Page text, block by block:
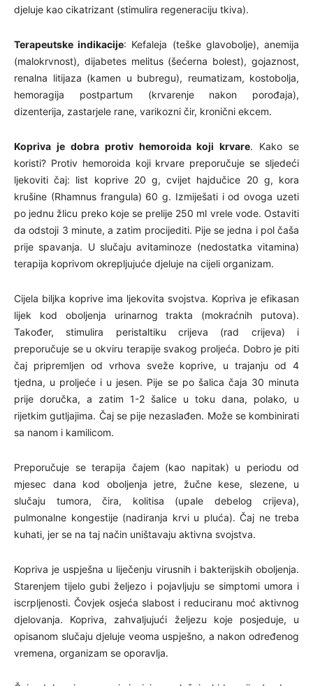
djeluje kao cikatrizant (stimulira regeneraciju tkiva).
Terapeutske indikacije: Kefaleja (teške glavobolje), anemija
(malokrvnost), dijabetes melitus (šećerna bolest), gojaznost,
renalna litijaza (kamen u bubregu), reumatizam, kostobolja,
hemoragija postpartum (krvarenje nakon porođaja),
dizenterija, zastarjele rane, varikozni čir, kronični ekcem.
Kopriva je dobra protiv hemoroida koji krvare. Kako se
koristi? Protiv hemoroida koji krvare preporučuje se sljedeći
ljekoviti čaj: list koprive 20 g, cvijet hajdučice 20 g, kora
krušine (Rhamnus frangula) 60 g. Izmiješati i od ovoga uzeti
po jednu žlicu preko koje se prelije 250 ml vrele vode. Ostaviti
da odstoji 3 minute, a zatim procijediti. Pije se jedna i pol čaša
prije spavanja. U slučaju avitaminoze (nedostatka vitamina)
terapija koprivom okrepljujuće djeluje na cijeli organizam.
Cijela biljka koprive ima ljekovita svojstva. Kopriva je efikasan
lijek kod oboljenja urinarnog trakta (mokraćnih putova).
Također, stimulira peristaltiku crijeva (rad crijeva) i
preporučuje se u okviru terapije svakog proljeća. Dobro je piti
čaj pripremljen od vrhova sveže koprive, u trajanju od 4
tjedna, u proljeće i u jesen. Pije se po šalica čaja 30 minuta
prije doručka, a zatim 1-2 šalice u toku dana, polako, u
rijetkim gutljajima. Čaj se pije nezaslađen. Može se kombinirati
sa nanom i kamilicom.
Preporučuje se terapija čajem (kao napitak) u periodu od
mjesec dana kod oboljenja jetre, žučne kese, slezene, u
slučaju tumora, čira, kolitisa (upale debelog crijeva),
pulmonalne kongestije (nadiranja krvi u pluća). Čaj ne treba
kuhati, jer se na taj način uništavaju aktivna svojstva.
Kopriva je uspješna u liječenju virusnih i bakterijskih oboljenja.
Starenjem tijelo gubi željezo i pojavljuju se simptomi umora i
iscrpljenosti. Čovjek osjeća slabost i reduciranu moć aktivnog
djelovanja. Kopriva, zahvaljujući željezu koje posjeduje, u
opisanom slučaju djeluje veoma uspješno, a nakon određenog
vremena, organizam se oporavlja.